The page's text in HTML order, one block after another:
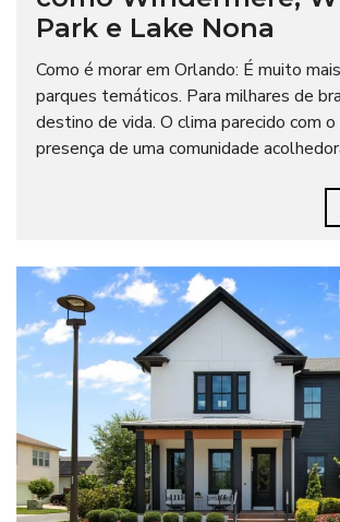
Park e Lake Nona
Como é morar em Orlando: É muito
parques temáticos. Para milhares de
destino de vida. O clima parecido com o
presença de uma comunidade